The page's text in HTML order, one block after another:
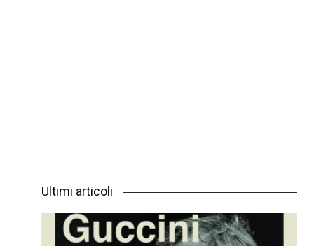
Ultimi articoli